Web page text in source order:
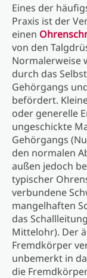
Eines der
Praxis ist der
einen
von den
Normalerweise
durch das
Gehörgangs
befördert.
oder generelle
ungeschickte
Gehörgangs
den normalen
außen jedoch
typischer
verbundene
mangelhaften
das
Mittelohr). Der
Fremdkörper
unbemerkt in
die